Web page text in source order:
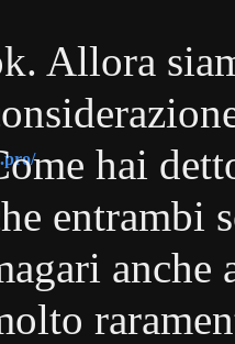
Allora
hai
entrambi
anche